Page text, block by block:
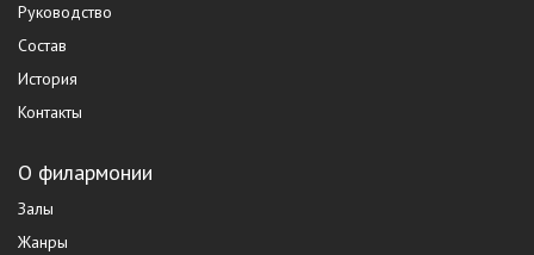
Руководство
Состав
История
Контакты
О филармонии
Залы
Жанры